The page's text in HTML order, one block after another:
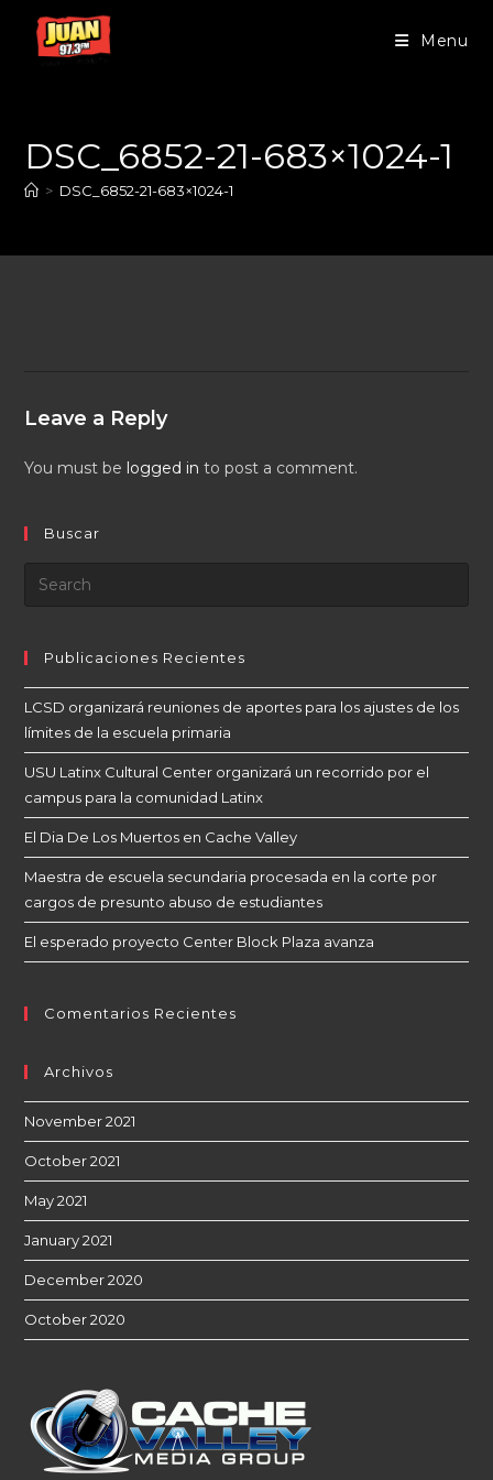
Menu
DSC_6852-21-683×1024-1
> DSC_6852-21-683×1024-1
Leave a Reply
You must be logged in to post a comment.
Buscar
Publicaciones Recientes
LCSD organizará reuniones de aportes para los ajustes de los
límites de la escuela primaria
USU Latinx Cultural Center organizará un recorrido por el
campus para la comunidad Latinx
El Dia De Los Muertos en Cache Valley
Maestra de escuela secundaria procesada en la corte por
cargos de presunto abuso de estudiantes
El esperado proyecto Center Block Plaza avanza
Comentarios Recientes
Archivos
November 2021
October 2021
May 2021
January 2021
December 2020
October 2020